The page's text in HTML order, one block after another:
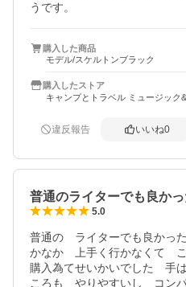
うです。
購入した商品
モデル/スケルトンブラック
購入したストア
キャンプとトラベル ミュージック
違反報告 いいね0
普通のライターでも良か
5.0
普通の　ライターでも良かっ
かなか　上手く行かなくて　
購入為てせいかいでした　手
ころも　やりやすいし　コン